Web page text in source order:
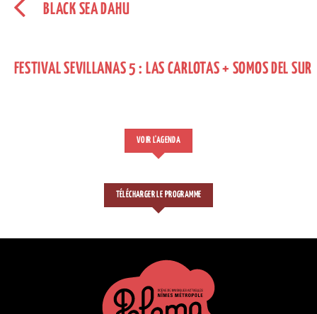
BLACK SEA DAHU
FESTIVAL SEVILLANAS 5 : LAS CARLOTAS + SOMOS DEL SUR
VOIR L'AGENDA
TÉLÉCHARGER LE PROGRAMME